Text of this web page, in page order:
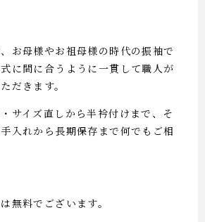
お母様やお祖母様の時代の振袖で
に間に合うように一貫して職人が
だきます。
サイズ直しから半衿付けまで、そ
入れから長期保存まで何でもご相
無料でございます。